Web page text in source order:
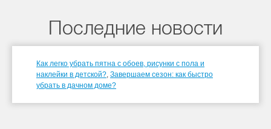
Последние новости
Как легко убрать пятна с обоев, рисунки с пола и
наклейки в детской?, Завершаем сезон: как быстро
убрать в дачном доме?